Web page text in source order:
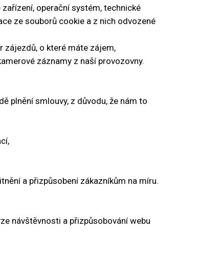
operační systém, technické
ze souborů cookie a z nich odvozené
zájezdů, o které máte zájem,
záznamy z naší provozovny.
plnění smlouvy, z důvodu, že nám to
a přizpůsobení zákazníkům na míru.
návštěvnosti a přizpůsobování webu